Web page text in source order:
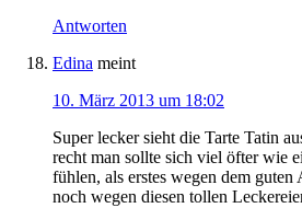
Antworten
Edina meint
10. März 2013 um 18:02
Super lecker sieht die Tarte Tatin
recht man sollte sich viel öfter wie
fühlen, als erstes wegen dem guten
noch wegen diesen tollen